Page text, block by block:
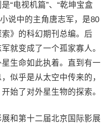
“电视机篇”、“乾坤宝盒
说中的主角唐志军，是80
》的科幻期刊总编。后
就变成了一个孤家寡人。
生命如此执着。直到有一
似乎是从太空中传来的，
始了对外星生物的探索。
和第十二届北京国际影展